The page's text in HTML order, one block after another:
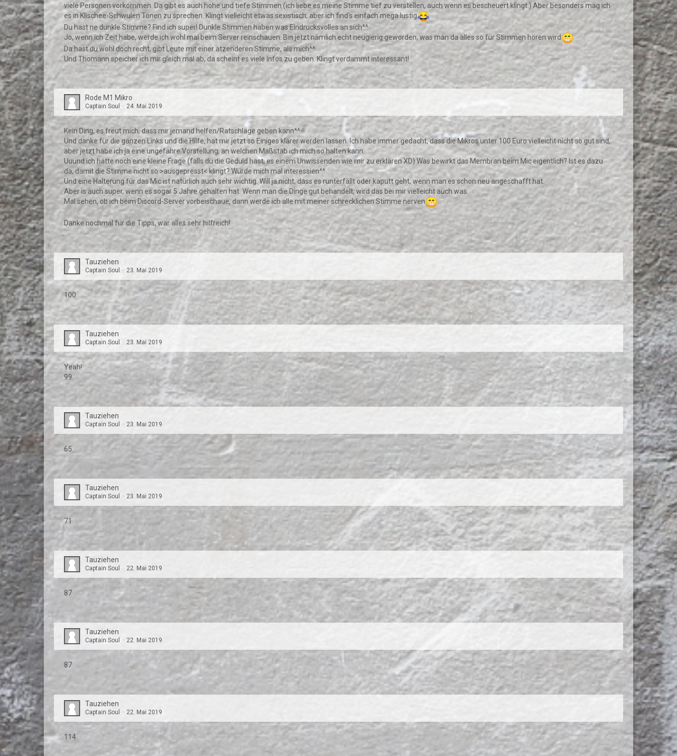
viele Personen vorkommen. Da gibt es auch hohe und tiefe Stimmen (ich liebe es meine Stimme tief zu verstellen, auch wenn es bescheuert klingt.) Aber besonders mag ich
es in Klischee-Schwulen Tönen zu sprechen. Klingt vielleicht etwas sexistisch, aber ich find's einfach mega lustig
Du hast ne dunkle Stimme? Find ich super! Dunkle Stimmen haben was Eindrucksvolles an sich^^
Jo, wenn ich Zeit habe, werde ich wohl mal beim Server reinschauen. Bin jetzt nämlich echt neugierig geworden, was man da alles so für Stimmen hören wird
Da hast du wohl doch recht, gibt Leute mit einer ätzenderen Stimme, als mich^^
Und Thomann speicher ich mir gleich mal ab, da scheint es viele Infos zu geben. Klingt verdammt interessant!
Rode M1 Mikro
Captain Soul 24. Mai 2019
Kein Ding, es freut mich, dass mir jemand helfen/Ratschläge geben kann^^
Und danke für die ganzen Links und die Hilfe, hat mir jetzt so Einiges klarer werden lassen. Ich habe immer gedacht, dass die Mikros unter 100 Euro vielleicht nicht so gut sind,
aber jetzt habe ich ja eine ungefähre Vorstellung, an welchen Maßstab ich mich so halten kann.
Uuund ich hätte noch eine kleine Frage (falls du die Geduld hast, es einem Unwissenden wie mir zu erklären XD) Was bewirkt das Membran beim Mic eigentlich? Ist es dazu
da, damit die Stimme nicht so >ausgepresst< klingt? Würde mich mal interessien^^
Und eine Halterung für das Mic ist natürlich auch sehr wichtig. Will ja nicht, dass es runterfällt oder kaputt geht, wenn man es schon neu angeschafft hat.
Aber is auch super, wenn es sogar 5 Jahre gehalten hat. Wenn man die Dinge gut behandelt, wird das bei mir vielleicht auch was.
Mal sehen, ob ich beim Discord-Server vorbeischaue, dann werde ich alle mit meiner schrecklichen Stimme nerven
Danke nochmal für die Tipps, war alles sehr hilfreich!
Tauziehen
Captain Soul 23. Mai 2019
100
Tauziehen
Captain Soul 23. Mai 2019
Yeah!
99
Tauziehen
Captain Soul 23. Mai 2019
65
Tauziehen
Captain Soul 23. Mai 2019
71
Tauziehen
Captain Soul 22. Mai 2019
87
Tauziehen
Captain Soul 22. Mai 2019
87
Tauziehen
Captain Soul 22. Mai 2019
114